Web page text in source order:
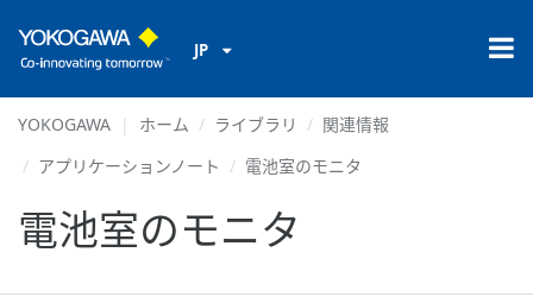
JP
YOKOGAWA ホーム ライブラリ
関連情報
アプリケーションノート
電池室のモニタ
電池室のモニタ